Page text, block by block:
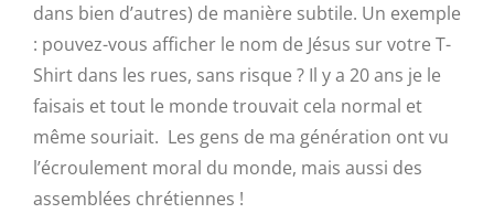
dans bien d’autres) de manière subtile. Un exemple
: pouvez-vous afficher le nom de Jésus sur votre T-
Shirt dans les rues, sans risque ? Il y a 20 ans je le
faisais et tout le monde trouvait cela normal et
même souriait. Les gens de ma génération ont vu
l’écroulement moral du monde, mais aussi des
assemblées chrétiennes !